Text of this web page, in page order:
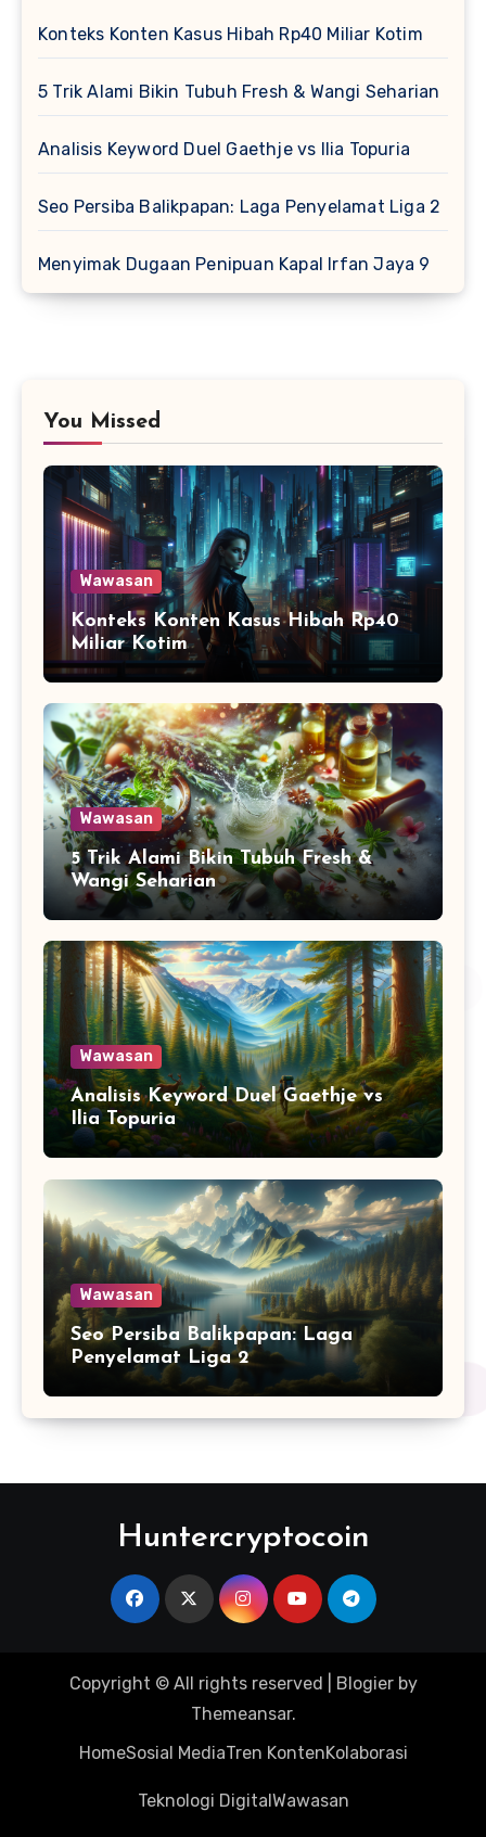
Konteks Konten Kasus Hibah Rp40 Miliar Kotim
5 Trik Alami Bikin Tubuh Fresh & Wangi Seharian
Analisis Keyword Duel Gaethje vs Ilia Topuria
Seo Persiba Balikpapan: Laga Penyelamat Liga 2
Menyimak Dugaan Penipuan Kapal Irfan Jaya 9
You Missed
Wawasan
Konteks Konten Kasus Hibah Rp40
Miliar Kotim
Wawasan
5 Trik Alami Bikin Tubuh Fresh &
Wangi Seharian
Wawasan
Analisis Keyword Duel Gaethje vs
Ilia Topuria
Wawasan
Seo Persiba Balikpapan: Laga
Penyelamat Liga 2
Huntercryptocoin
Copyright © All rights reserved Blogierby
Themeansar.
HomeSosial MediaTren KontenKolaborasi
Teknologi DigitalWawasan